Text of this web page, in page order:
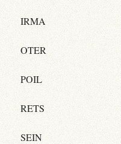
IRMA
OTER
POIL
RETS
SEIN